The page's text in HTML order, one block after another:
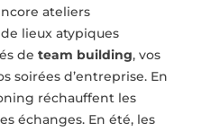
ateliers
lieux atypiques
de team building, vos
soirées d’entreprise. En
réchauffent les
échanges. En été, les